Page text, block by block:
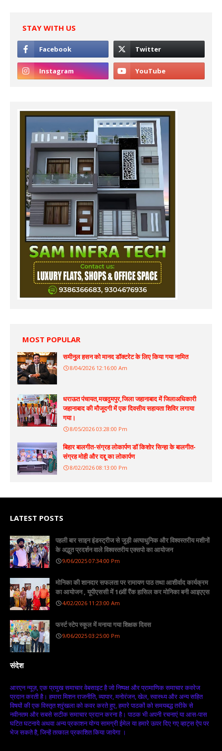
STAY WITH US
MOST POPULAR
समीनुल हसन को मानद डॉक्टरेट के लिए किया गया नामित
8/04/2026 12:16:00 Am
धराऊत पंचायत,मखदुमपुर,जिला जहानाबाद में जिलाअधिकारी
जहानाबाद की मौजूदगी में एक दिवसीय सहायता शिविर लगाया
गया।
8/05/2026 03:28:00 Pm
बिहार बालगीत-संग्रह लोकार्पण डॉ किशोर सिन्हा के बालगीत-
संग्रह मोही और दद्दू का लोकार्पण
8/02/2026 08:13:00 Pm
LATEST POSTS
पहली बार साइन इंडस्ट्रीज से जुड़ी अत्याधुनिक और विश्वस्तरीय मशीनों
के अद्भुत प्रदर्शन वाले विश्वस्तरीय एक्सपो का आयोजन
9/06/2025 07:34:00 Pm
मोनिका की शानदार सफलता पर रामायण पाठ तथा आशीर्वाद कार्यक्रम
का आयोजन , यूपीएससी में 16वीं रैंक हासिल कर मोनिका बनी आइएएस
4/02/2026 11:23:00 Am
फर्स्ट स्टेप स्कूल में मनाया गया शिक्षक दिवस
9/06/2025 03:25:00 Pm
संदेश
आरएन न्यूज़, एक प्रमुख समाचार वेबसाइट है जो निष्पक्ष और प्रामाणिक समाचार कवरेज
प्रदान करती है। हमारा मिशन राजनीति, व्यापार, मनोरंजन, खेल, स्वास्थ्य और अन्य सहित
विषयों की एक विस्तृत श्रृंखला को कवर करते हुए, हमारे पाठकों को समयबद्ध तरीके से
नवीनतम और सबसे सटीक समाचार प्रदान करना है। पाठक भी अपनी रचनाएं या आस-पास
घटित घटनाये अथवा अन्य प्रकाशन योग्य सामग्री ईमेल या हमारे ऊपर दिए गए व्हाट्स ऐप पर
भेज सकते है, जिन्हें तत्काल प्रकाशित किया जायेगा ।